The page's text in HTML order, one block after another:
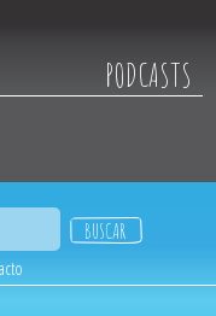
PODCASTS